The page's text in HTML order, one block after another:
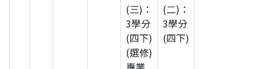
(三)：
3學分
(四下)
(選修)
(二)：
3學分
(四下)